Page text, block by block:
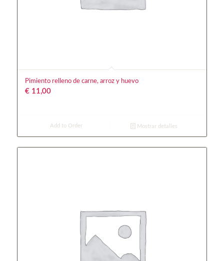
Pimiento relleno de carne, arroz y huevo
€11,00
Add to Order Mostrar detalles